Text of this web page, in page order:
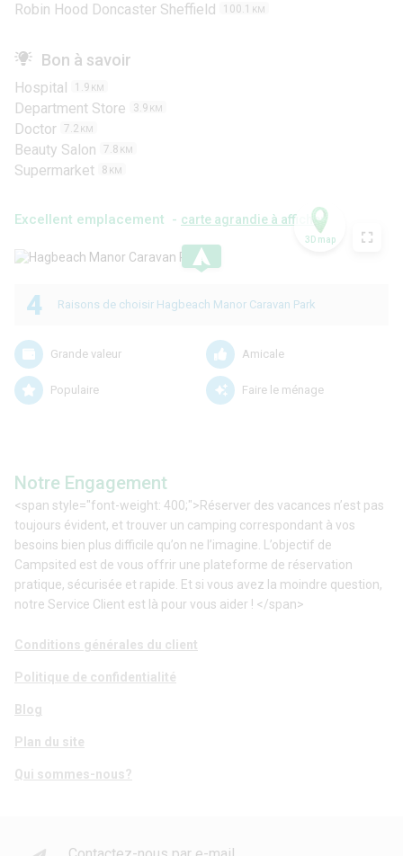
Robin Hood Doncaster Sheffield 100.1 KM
Bon à savoir
Hospital 1.9 KM
Department Store 3.9 KM
Doctor 7.2 KM
Beauty Salon 7.8 KM
Supermarket 8 KM
Excellent emplacement - carte agrandie à afficher
.
3D map
4 Raisons de choisir Hagbeach Manor Caravan Park
Grande valeur Amicale
Populaire Faire le ménage
Notre Engagement
<span style="font-weight: 400;">Réserver des vacances n’est pas
toujours évident, et trouver un camping correspondant à vos
besoins bien plus difficile qu’on ne l’imagine. L’objectif de
Campsited est de vous offrir une plateforme de réservation
pratique, sécurisée et rapide. Et si vous avez la moindre question,
notre Service Client est là pour vous aider ! </span>
Conditions générales du client
Politique de confidentialité
Blog
Plan du site
Qui sommes-nous?